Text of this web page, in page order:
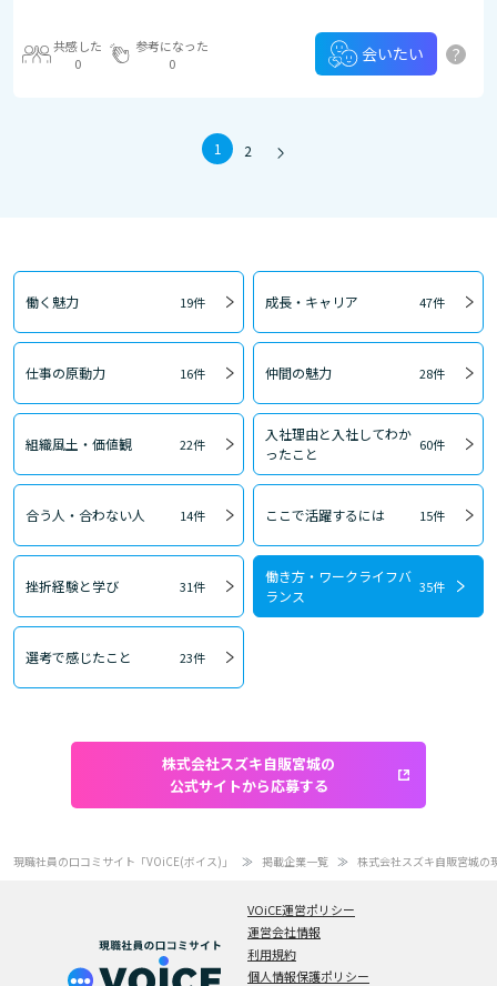
共感した
0
参考になった
0
会いたい ?
1 2
働く魅力 19件 成長・キャリア 47件
仕事の原動力 16件 仲間の魅力 28件
組織風土・価値観 22件
入社理由と入社してわか
ったこと
60件
合う人・合わない人 14件 ここで活躍するには 15件
挫折経験と学び 31件
働き方・ワークライフバ
ランス
35件
選考で感じたこと 23件
株式会社スズキ自販宮城の
公式サイトから応募する
現職社員の口コミサイト「VOiCE(ボイス)」 掲載企業一覧 株式会社スズキ自販宮城の
VOiCE運営ポリシー
運営会社情報
利用規約
個人情報保護ポリシー